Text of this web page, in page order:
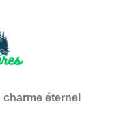
éternel